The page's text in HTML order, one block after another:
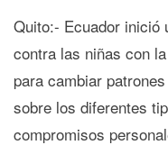
Quito:- Ecuador inició
contra las niñas con
para cambiar
sobre los diferentes
compromisos